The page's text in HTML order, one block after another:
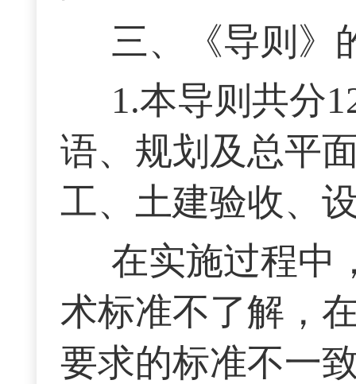
三、《导则》
1.本导则共分
语、规划及总平
工、土建验收、
在实施过程中
术标准不了解，
要求的标准不一